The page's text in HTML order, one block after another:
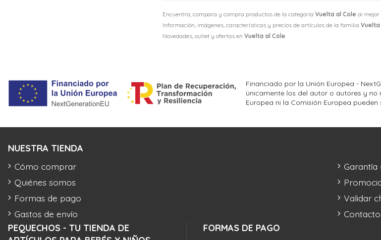
Encuentra, compara y compra productos de la categoría Vuelta al Cole al mejor
Información, imágenes, características y precios de artículos de la familia Vuelta
Novedades, outlet y ofertas en Vuelta al Cole.
Financiado por la Unión Europea -
únicamente los del autor o autores y no
Europea ni la Comisión Europea
PEQUECHOS - TU TIENDA DE
FORMAS DE PAGO
NUESTRA TIENDA
Cómo comprar
Quiénes somos
Formas de pago
Gastos de envío
Garantía
Validar
Contacto